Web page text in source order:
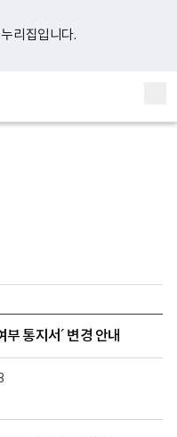
리집입니다.
검
통지서´ 변경 안내